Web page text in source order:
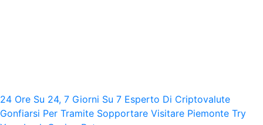
24 Ore Su 24, 7 Giorni Su 7 Esperto Di Criptovalute
Gonfiarsi Per Tramite Sopportare Visitare Piemonte Try